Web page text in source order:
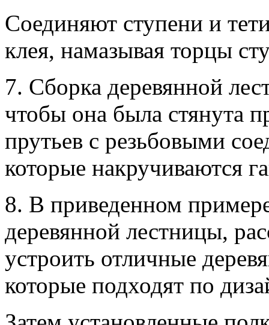
Соединяют ступени и
клея, намазывая торцы
7. Сборка деревянной
чтобы она была стянута
прутьев с резьбовыми
которые накручиваются
8. В приведенном
деревянной лестницы,
устроить отличные
которые подходят по